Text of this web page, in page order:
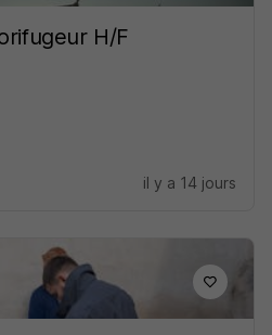
H/F
il y a 14 jours